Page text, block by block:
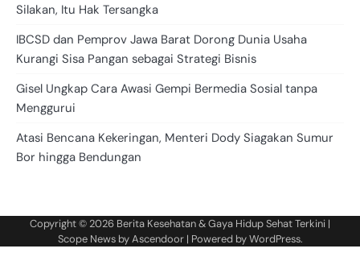
Silakan, Itu Hak Tersangka
IBCSD dan Pemprov Jawa Barat Dorong Dunia Usaha
Kurangi Sisa Pangan sebagai Strategi Bisnis
Gisel Ungkap Cara Awasi Gempi Bermedia Sosial tanpa
Menggurui
Atasi Bencana Kekeringan, Menteri Dody Siagakan Sumur
Bor hingga Bendungan
Copyright © 2026 Berita Kesehatan & Gaya Hidup Sehat Terkini |
Scope News byAscendoor| Powered byWordPress.